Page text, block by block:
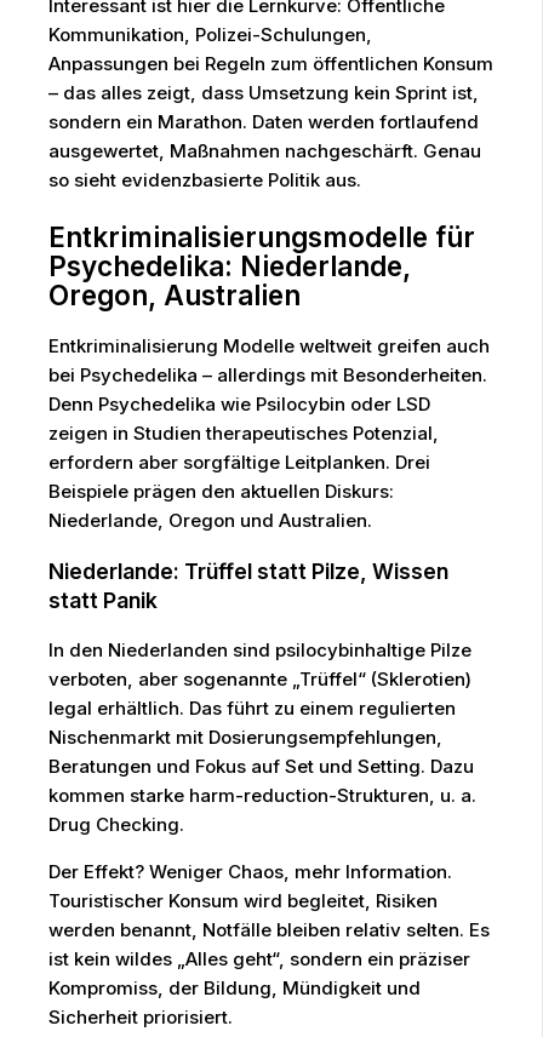
Interessant ist hier die Lernkurve: Öffentliche
Kommunikation, Polizei-Schulungen,
Anpassungen bei Regeln zum öffentlichen Konsum
– das alles zeigt, dass Umsetzung kein Sprint ist,
sondern ein Marathon. Daten werden fortlaufend
ausgewertet, Maßnahmen nachgeschärft. Genau
so sieht evidenzbasierte Politik aus.
Entkriminalisierungsmodelle für
Psychedelika: Niederlande,
Oregon, Australien
Entkriminalisierung Modelle weltweit greifen auch
bei Psychedelika – allerdings mit Besonderheiten.
Denn Psychedelika wie Psilocybin oder LSD
zeigen in Studien therapeutisches Potenzial,
erfordern aber sorgfältige Leitplanken. Drei
Beispiele prägen den aktuellen Diskurs:
Niederlande, Oregon und Australien.
Niederlande: Trüffel statt Pilze, Wissen
statt Panik
In den Niederlanden sind psilocybinhaltige Pilze
verboten, aber sogenannte „Trüffel“ (Sklerotien)
legal erhältlich. Das führt zu einem regulierten
Nischenmarkt mit Dosierungsempfehlungen,
Beratungen und Fokus auf Set und Setting. Dazu
kommen starke harm-reduction-Strukturen, u. a.
Drug Checking.
Der Effekt? Weniger Chaos, mehr Information.
Touristischer Konsum wird begleitet, Risiken
werden benannt, Notfälle bleiben relativ selten. Es
ist kein wildes „Alles geht“, sondern ein präziser
Kompromiss, der Bildung, Mündigkeit und
Sicherheit priorisiert.